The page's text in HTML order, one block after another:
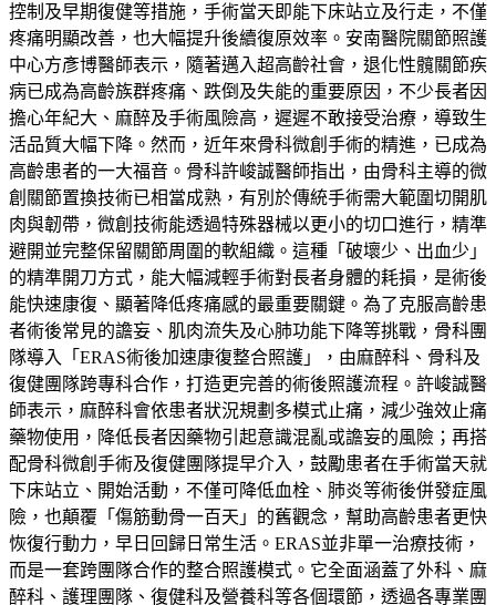
控制及早期復健等措施，手術當天即能下床站立及行走，不僅
疼痛明顯改善，也大幅提升後續復原效率。安南醫院關節照護
中心方彥博醫師表示，隨著邁入超高齡社會，退化性髖關節疾
病已成為高齡族群疼痛、跌倒及失能的重要原因，不少長者因
擔心年紀大、麻醉及手術風險高，遲遲不敢接受治療，導致生
活品質大幅下降。然而，近年來骨科微創手術的精進，已成為
高齡患者的一大福音。骨科許峻誠醫師指出，由骨科主導的微
創關節置換技術已相當成熟，有別於傳統手術需大範圍切開肌
肉與韌帶，微創技術能透過特殊器械以更小的切口進行，精準
避開並完整保留關節周圍的軟組織。這種「破壞少、出血少」
的精準開刀方式，能大幅減輕手術對長者身體的耗損，是術後
能快速康復、顯著降低疼痛感的最重要關鍵。為了克服高齡患
者術後常見的譫妄、肌肉流失及心肺功能下降等挑戰，骨科團
隊導入「ERAS術後加速康復整合照護」，由麻醉科、骨科及
復健團隊跨專科合作，打造更完善的術後照護流程。許峻誠醫
師表示，麻醉科會依患者狀況規劃多模式止痛，減少強效止痛
藥物使用，降低長者因藥物引起意識混亂或譫妄的風險；再搭
配骨科微創手術及復健團隊提早介入，鼓勵患者在手術當天就
下床站立、開始活動，不僅可降低血栓、肺炎等術後併發症風
險，也顛覆「傷筋動骨一百天」的舊觀念，幫助高齡患者更快
恢復行動力，早日回歸日常生活。ERAS並非單一治療技術，
而是一套跨團隊合作的整合照護模式。它全面涵蓋了外科、麻
醉科、護理團隊、復健科及營養科等各個環節，透過各專業團